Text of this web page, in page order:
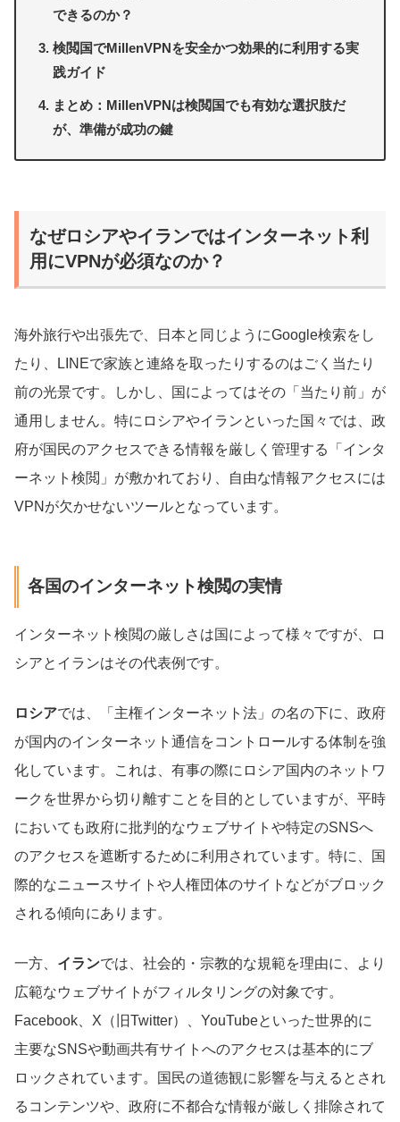
できるのか？
検閲国でMillenVPNを安全かつ効果的に利用する実
践ガイド
まとめ：MillenVPNは検閲国でも有効な選択肢だ
が、準備が成功の鍵
なぜロシアやイランではインターネット利
用にVPNが必須なのか？
海外旅行や出張先で、日本と同じようにGoogle検索をし
たり、LINEで家族と連絡を取ったりするのはごく当たり
前の光景です。しかし、国によってはその「当たり前」が
通用しません。特にロシアやイランといった国々では、政
府が国民のアクセスできる情報を厳しく管理する「インタ
ーネット検閲」が敷かれており、自由な情報アクセスには
VPNが欠かせないツールとなっています。
各国のインターネット検閲の実情
インターネット検閲の厳しさは国によって様々ですが、ロ
シアとイランはその代表例です。
ロシアでは、「主権インターネット法」の名の下に、政府
が国内のインターネット通信をコントロールする体制を強
化しています。これは、有事の際にロシア国内のネットワ
ークを世界から切り離すことを目的としていますが、平時
においても政府に批判的なウェブサイトや特定のSNSへ
のアクセスを遮断するために利用されています。特に、国
際的なニュースサイトや人権団体のサイトなどがブロック
される傾向にあります。
一方、 イランでは、社会的・宗教的な規範を理由に、より
広範なウェブサイトがフィルタリングの対象です。
Facebook、X（旧Twitter）、YouTubeといった世界的に
主要なSNSや動画共有サイトへのアクセスは基本的にブ
ロックされています。国民の道徳観に影響を与えるとされ
るコンテンツや、政府に不都合な情報が厳しく排除されて